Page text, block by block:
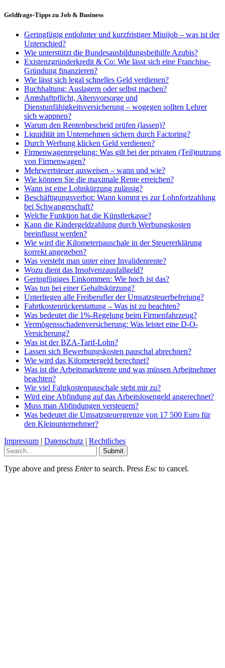
Geldfrage-Tipps zu Job & Business
Geringfügig entlohnter und kurzfristiger Minijob – was ist der
Unterschied?
Wie unterstützt die Bundesausbildungsbeihilfe Azubis?
Existenzgründerkredit & Co: Wie lässt sich eine Franchise-
Gründung finanzieren?
Wie lässt sich legal schnelles Geld verdienen?
Buchhaltung: Auslagern oder selbst machen?
Amtshaftpflicht, Altersvorsorge und
Dienstunfähigkeitsversicherung – wogegen sollten Lehrer
sich wappnen?
Warum den Rentenbescheid prüfen (lassen)?
Liquidität im Unternehmen sichern durch Factoring?
Durch Werbung klicken Geld verdienen?
Firmenwagenregelung: Was gilt bei der privaten (Teil)nutzung
von Firmenwagen?
Mehrwertsteuer ausweisen – wann und wie?
Wie können Sie die maximale Rente erreichen?
Wann ist eine Lohnkürzung zulässig?
Beschäftigungsverbot: Wann kommt es zur Lohnfortzahlung
bei Schwangerschaft?
Welche Funktion hat die Künstlerkasse?
Kann die Kindergeldzahlung durch Werbungskosten
beeinflusst werden?
Wie wird die Kilometerpauschale in der Steuererklärung
korrekt angegeben?
Was versteht man unter einer Invalidenrente?
Wozu dient das Insolvenzausfallgeld?
Geringfügiges Einkommen: Wie hoch ist das?
Was tun bei einer Gehaltskürzung?
Unterliegen alle Freiberufler der Umsatzsteuerbefreiung?
Fahrtkostenrückerstattung – Was ist zu beachten?
Was bedeutet die 1%-Regelung beim Firmenfahrzeug?
Vermögensschadenversicherung: Was leistet eine D-O-
Versicherung?
Was ist der BZA-Tarif-Lohn?
Lassen sich Bewerbungskosten pauschal abrechnen?
Wie wird das Kilometergeld berechnet?
Was ist die Arbeitsmarktrente und was müssen Arbeitnehmer
beachten?
Wie viel Fahrkostenpauschale steht mir zu?
Wird eine Abfindung auf das Arbeitslosengeld angerechnet?
Muss man Abfindungen versteuern?
Was bedeutet die Umsatzsteuergrenze von 17 500 Euro für
den Kleinunternehmer?
Impressum | Datenschutz | Rechtliches
Submit
Type above and press Enterto search. Press Esc to cancel.